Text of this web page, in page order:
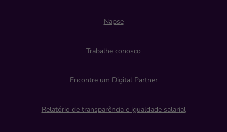
Napse
Trabalhe conosco
Encontre um Digital Partner
Relatório de transparência e igualdade salarial